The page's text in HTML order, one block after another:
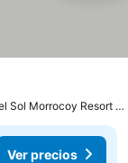
a 8.5 km de: Islas del Sol Morrocoy Resort Chichiriviche
Ver precios